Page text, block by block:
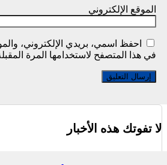
الموقع الإلكتروني
احفظ اسمي، بريدي الإلكتروني،
في هذا المتصفح لاستخدامها المرة
لا تفوتك هذه الأخبار